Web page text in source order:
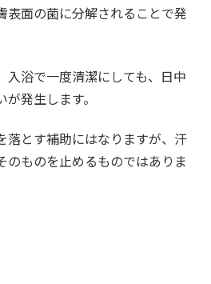
表面の菌に分解されることで発
入浴で一度清潔にしても、日中
発生します。
落とす補助にはなりますが、汗
のものを止めるものではありま